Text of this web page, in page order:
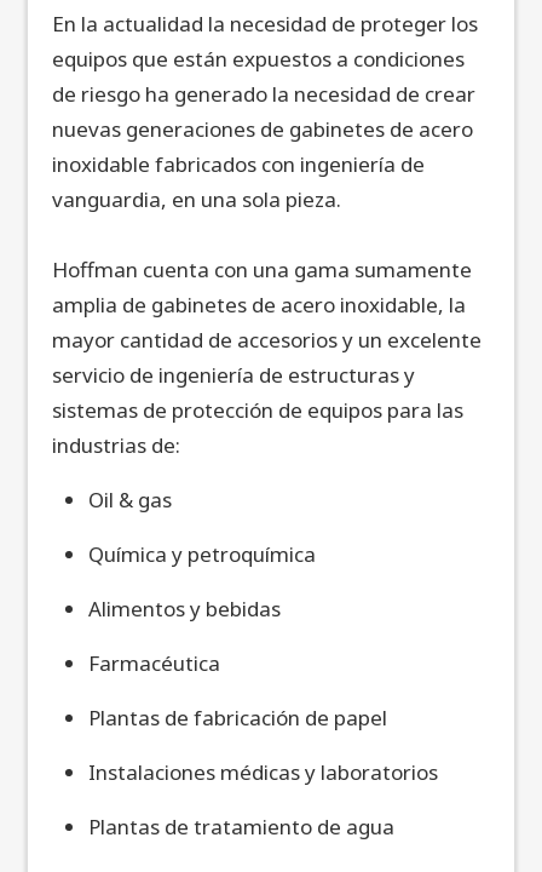
En la actualidad la necesidad de proteger los
equipos que están expuestos a condiciones
de riesgo ha generado la necesidad de crear
nuevas generaciones de gabinetes de acero
inoxidable fabricados con ingeniería de
vanguardia, en una sola pieza.
Hoffman cuenta con una gama sumamente
amplia de gabinetes de acero inoxidable, la
mayor cantidad de accesorios y un excelente
servicio de ingeniería de estructuras y
sistemas de protección de equipos para las
industrias de:
Oil & gas
Química y petroquímica
Alimentos y bebidas
Farmacéutica
Plantas de fabricación de papel
Instalaciones médicas y laboratorios
Plantas de tratamiento de agua